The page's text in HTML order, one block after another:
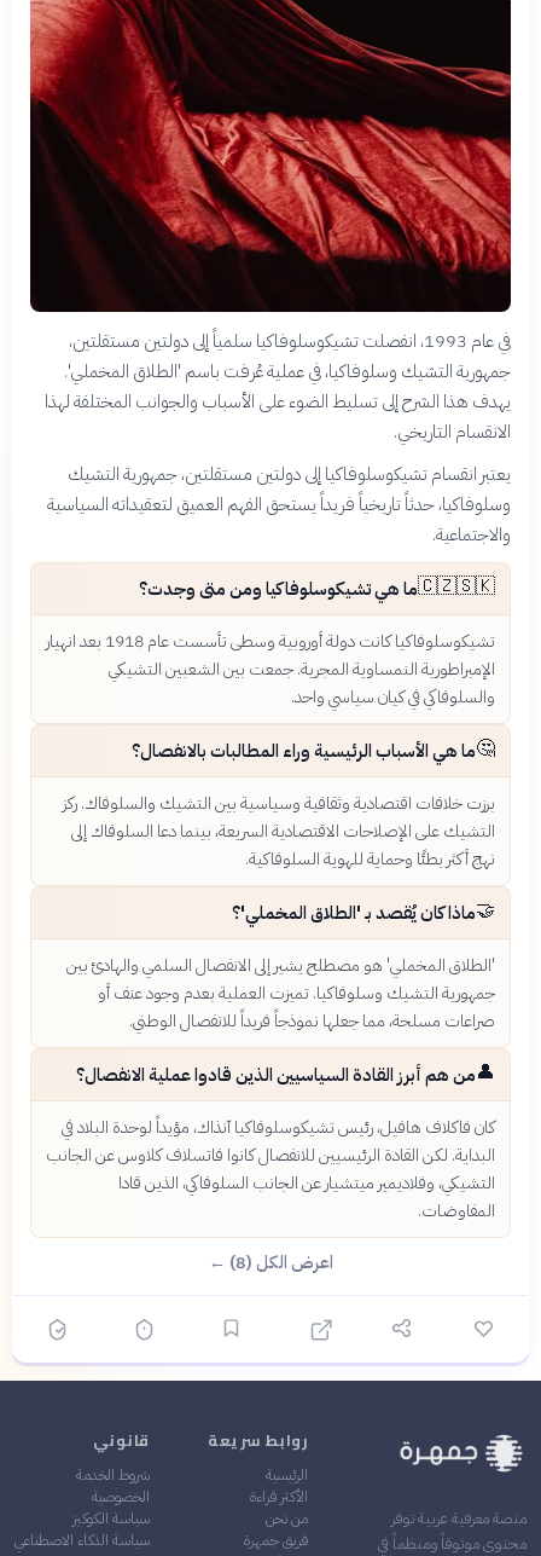
في عام 1993، انفصلت تشيكوسلوفاكيا سلمياً إلى دولتين مستقلتين،
جمهورية التشيك وسلوفاكيا، في عملية عُرفت باسم 'الطلاق المخملي'.
يهدف هذا الشرح إلى تسليط الضوء على الأسباب والجوانب المختلفة لهذا
الانقسام التاريخي.
يعتبر انقسام تشيكوسلوفاكيا إلى دولتين مستقلتين، جمهورية التشيك
وسلوفاكيا، حدثاً تاريخياً فريداً يستحق الفهم العميق لتعقيداته السياسية
والاجتماعية.
🇨🇿🇸🇰ما هي تشيكوسلوفاكيا ومن متى وجدت؟
تشيكوسلوفاكيا كانت دولة أوروبية وسطى تأسست عام 1918 بعد انهيار
الإمبراطورية النمساوية المجرية. جمعت بين الشعبين التشيكي
والسلوفاكي في كيان سياسي واحد.
🤔ما هي الأسباب الرئيسية وراء المطالبات بالانفصال؟
برزت خلافات اقتصادية وثقافية وسياسية بين التشيك والسلوفاك. ركز
التشيك على الإصلاحات الاقتصادية السريعة، بينما دعا السلوفاك إلى
نهج أكثر بطئًا وحماية للهوية السلوفاكية.
🤝ماذا كان يُقصد بـ 'الطلاق المخملي'؟
'الطلاق المخملي' هو مصطلح يشير إلى الانفصال السلمي والهادئ بين
جمهورية التشيك وسلوفاكيا. تميزت العملية بعدم وجود عنف أو
صراعات مسلحة، مما جعلها نموذجاً فريداً للانفصال الوطني.
👤من هم أبرز القادة السياسيين الذين قادوا عملية الانفصال؟
كان فاكلاف هافيل، رئيس تشيكوسلوفاكيا آنذاك، مؤيداً لوحدة البلاد في
البداية. لكن القادة الرئيسيين للانفصال كانوا فاتسلاف كلاوس عن الجانب
التشيكي، وفلاديمير ميتشيار عن الجانب السلوفاكي، الذين قادا
المفاوضات.
اعرض الكل (8) ←
منصة معرفية عربية توفر
محتوى موثوقاً ومنظماً في
روابط سريعة
الرئيسية
الأكثر قراءة
من نحن
فريق جمهرة
قانوني
شروط الخدمة
الخصوصية
سياسة الكوكيز
سياسة الذكاء الاصطناعي